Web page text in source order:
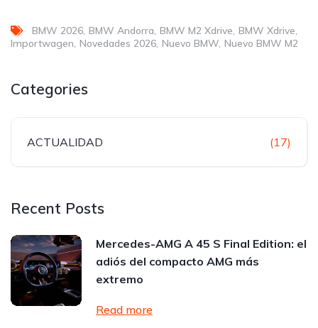
BMW 2026 BMW Andorra BMW M2 Xdrive BMW Xdrive
Importwagen Novedades 2026 Nuevo BMW Nuevo BMW M2
Categories
ACTUALIDAD (17)
Recent Posts
Mercedes-AMG A 45 S Final Edition: el
adiós del compacto AMG más
extremo
Read more